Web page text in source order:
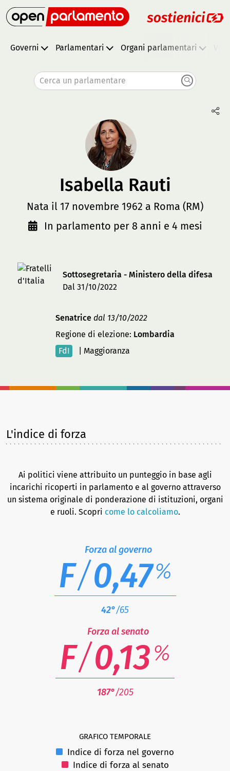
Governi Parlamentari Organi parlamentari
Cerca un parlamentare
Isabella Rauti
Nata il 17 novembre 1962 a Roma (RM)
In parlamento per 8 anni e 4 mesi
Sottosegretaria - Ministero della difesa
Dal 31/10/2022
Senatrice dal 13/10/2022
Regione di elezione: Lombardia
FdI
Maggioranza
L'indice di forza
Ai politici viene attribuito un punteggio in base agli
incarichi ricoperti in parlamento e al governo attraverso
un sistema originale di ponderazione di istituzioni, organi
e ruoli. Scopri come lo calcoliamo.
Forza al governo
F/0,47%
42°/65
Forza al senato
F/0,13%
187°/205
GRAFICO TEMPORALE
Indice di forza nel governo
Indice di forza al senato